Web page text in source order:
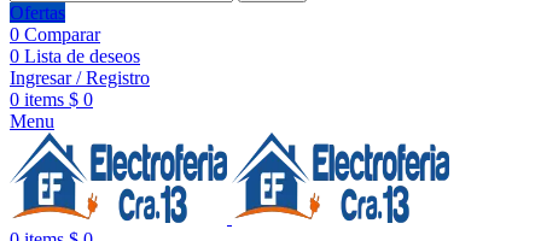
Ofertas
0 Comparar
0 Lista de deseos
Ingresar / Registro
0 items $ 0
Menu